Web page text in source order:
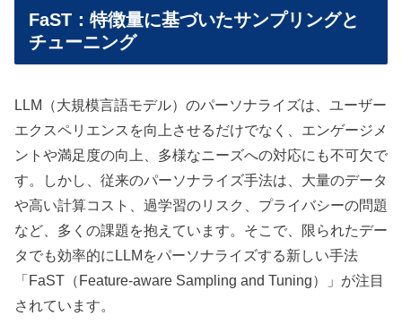
FaST：特徴量に基づいたサンプリングと
チューニング
LLM（大規模言語モデル）のパーソナライズは、ユーザー
エクスペリエンスを向上させるだけでなく、エンゲージメ
ントや満足度の向上、多様なニーズへの対応にも不可欠で
す。しかし、従来のパーソナライズ手法は、大量のデータ
や高い計算コスト、過学習のリスク、プライバシーの問題
など、多くの課題を抱えています。そこで、限られたデー
タでも効率的にLLMをパーソナライズする新しい手法
「FaST（Feature-aware Sampling and Tuning）」が注目
されています。